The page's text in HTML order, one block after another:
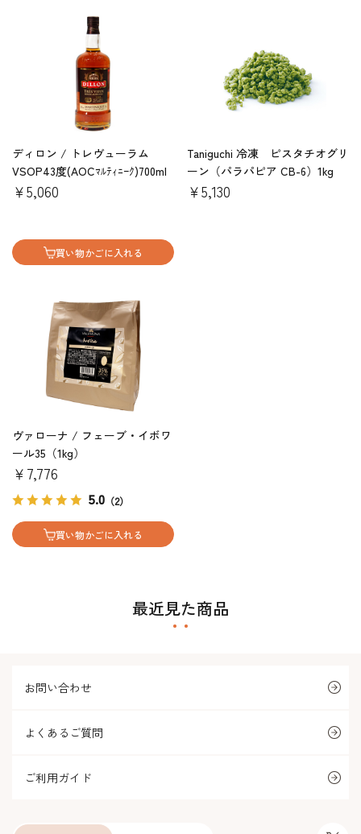
ディロン / トレヴューラム
VSOP43度(AOCﾏﾙﾃｨﾆｰｸ)700ml
￥5,060
買い物かごに入れる
Taniguchi 冷凍 ピスタチオグリ
ーン（パラパピア CB-6）1kg
￥5,130
ヴァローナ / フェーブ・イボワ
ール35（1kg）
￥7,776
5.0 （2）
買い物かごに入れる
最近見た商品
お問い合わせ
よくあるご質問
ご利用ガイド